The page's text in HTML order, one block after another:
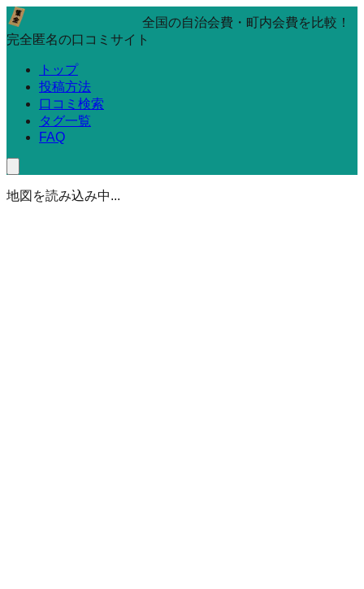
全国の自治会費・町内会費を比較！
完全匿名の口コミサイト
トップ
投稿方法
口コミ検索
タグ一覧
FAQ
地図を読み込み中...